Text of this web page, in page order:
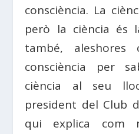
consciència. La
però la ciència és
també,
consciència per
ciència al seu
president del Club
qui explica com